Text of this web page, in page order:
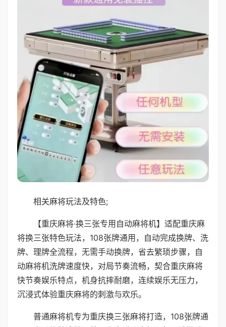
相关麻将玩法及特色;
【重庆麻将·换三张专用自动麻将机】适配重庆麻
将换三张特色玩法，108张牌通用，自动完成换牌、洗
牌、理牌全流程，无需手动换牌，省去繁琐步骤，自
动麻将机洗牌速度快，对局节奏流畅，契合重庆麻将
快节奏娱乐特点，机身抗摔耐磨，连续娱乐无压力，
沉浸式体验重庆麻将的刺激与欢乐。
普通麻将机专为重庆换三张麻将打造，108张牌通